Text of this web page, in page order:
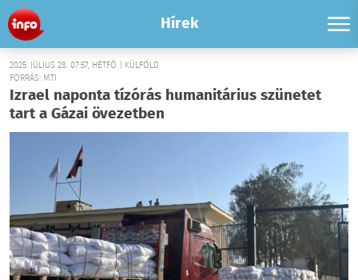
Hírek
2025. JÚLIUS 28. 07:57, HÉTFŐ | KÜLFÖLD
FORRÁS: MTI
Izrael naponta tízórás humanitárius szünetet
tart a Gázai övezetben